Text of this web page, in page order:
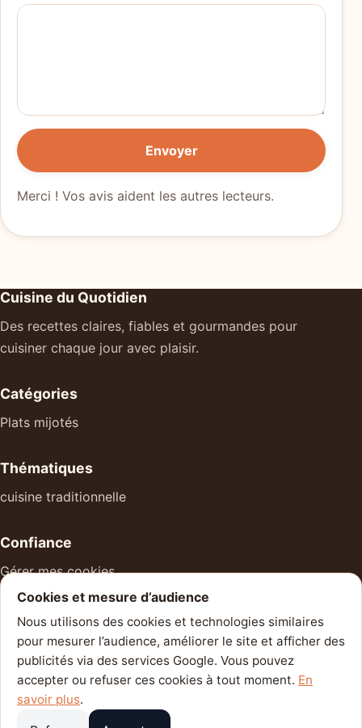
Envoyer
Merci ! Vos avis aident les autres lecteurs.
Cuisine du Quotidien
Des recettes claires, fiables et gourmandes pour
cuisiner chaque jour avec plaisir.
Catégories
Plats mijotés
Thématiques
cuisine traditionnelle
Confiance
Gérer mes cookies
À propos
Mentions légales
Politique de confidentialité
Contact
Cookies et mesure d’audience
Nous utilisons des cookies et technologies similaires
pour mesurer l’audience, améliorer le site et afficher des
publicités via des services Google. Vous pouvez
accepter ou refuser ces cookies à tout moment. En
savoir plus.